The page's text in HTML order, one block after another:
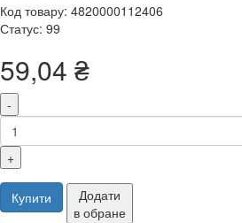
Код товару: 4820000112406
Статус: 99
59,04 ₴
-
+
Купити
Додати
в обране